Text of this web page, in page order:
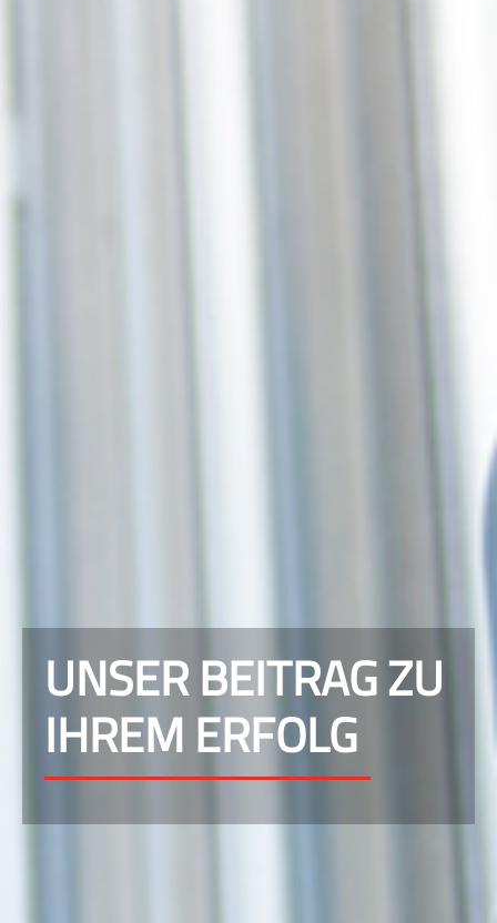
UNSER BEITRAG ZU
IHREM ERFOLG